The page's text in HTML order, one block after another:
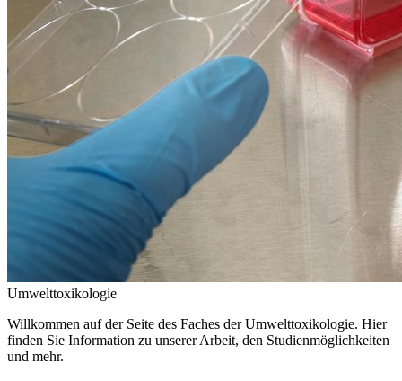
Umwelttoxikologie
Willkommen auf der Seite des Faches der Umwelttoxikologie. Hier
finden Sie Information zu unserer Arbeit, den Studienmöglichkeiten
und mehr.